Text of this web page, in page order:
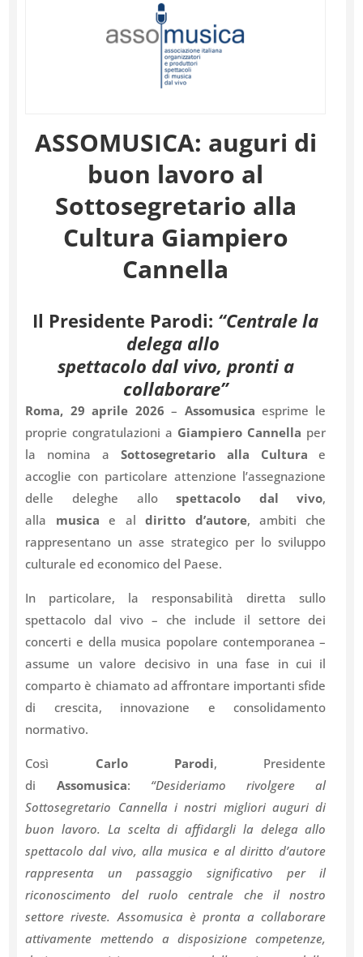
ASSOMUSICA: auguri di
buon lavoro al
Sottosegretario alla
Cultura Giampiero
Cannella
Il Presidente Parodi: “Centrale la
delega allo
spettacolo dal vivo, pronti a
collaborare”
Roma, 29 aprile 2026 – Assomusica esprime le
proprie congratulazioni a Giampiero Cannella per
la nomina a Sottosegretario alla Cultura e
accoglie con particolare attenzione l’assegnazione
delle deleghe allospettacolo dal vivo,
alla musica e aldiritto d’autore, ambiti che
rappresentano un asse strategico per lo sviluppo
culturale ed economico del Paese.
In particolare, la responsabilità diretta sullo
spettacolo dal vivo – che include il settore dei
concerti e della musica popolare contemporanea –
assume un valore decisivo in una fase in cui il
comparto è chiamato ad affrontare importanti sfide
di crescita, innovazione e consolidamento
normativo.
Così Carlo Parodi, Presidente
di Assomusica: “Desideriamo rivolgere al
Sottosegretario Cannella i nostri migliori auguri di
buon lavoro. La scelta di affidargli la delega allo
spettacolo dal vivo, alla musica e al diritto d’autore
rappresenta un passaggio significativo per il
riconoscimento del ruolo centrale che il nostro
settore riveste. Assomusica è pronta a collaborare
attivamente mettendo a disposizione competenze,